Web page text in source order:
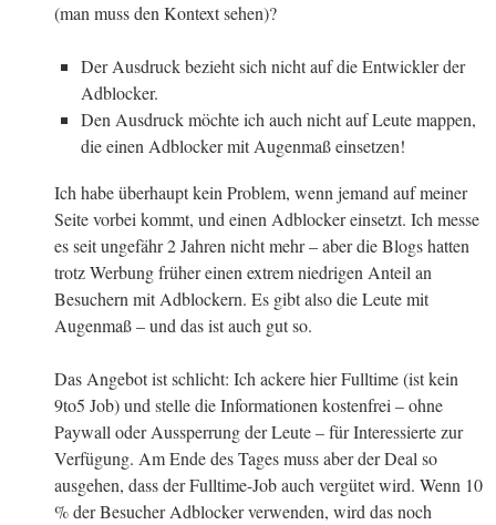
(man muss den Kontext sehen)?
Der Ausdruck bezieht sich nicht auf die Entwickler der
Adblocker.
Den Ausdruck möchte ich auch nicht auf Leute mappen,
die einen Adblocker mit Augenmaß einsetzen!
Ich habe überhaupt kein Problem, wenn jemand auf meiner
Seite vorbei kommt, und einen Adblocker einsetzt. Ich messe
es seit ungefähr 2 Jahren nicht mehr – aber die Blogs hatten
trotz Werbung früher einen extrem niedrigen Anteil an
Besuchern mit Adblockern. Es gibt also die Leute mit
Augenmaß – und das ist auch gut so.
Das Angebot ist schlicht: Ich ackere hier Fulltime (ist kein
9to5 Job) und stelle die Informationen kostenfrei – ohne
Paywall oder Aussperrung der Leute – für Interessierte zur
Verfügung. Am Ende des Tages muss aber der Deal so
ausgehen, dass der Fulltime-Job auch vergütet wird. Wenn 10
% der Besucher Adblocker verwenden, wird das noch